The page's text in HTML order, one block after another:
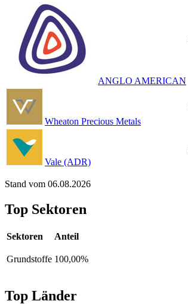
ANGLO AMERICAN
Wheaton Precious Metals
Vale (ADR)
Stand vom 06.08.2026
Top Sektoren
Sektoren Anteil
Grundstoffe 100,00%
Top Länder